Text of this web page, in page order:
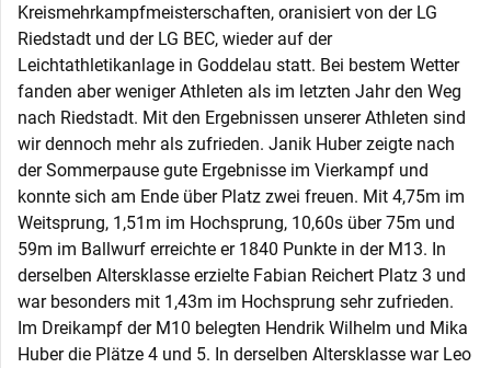
Kreismehrkampfmeisterschaften, oranisiert von der LG
Riedstadt und der LG BEC, wieder auf der
Leichtathletikanlage in Goddelau statt. Bei bestem Wetter
fanden aber weniger Athleten als im letzten Jahr den Weg
nach Riedstadt. Mit den Ergebnissen unserer Athleten sind
wir dennoch mehr als zufrieden. Janik Huber zeigte nach
der Sommerpause gute Ergebnisse im Vierkampf und
konnte sich am Ende über Platz zwei freuen. Mit 4,75m im
Weitsprung, 1,51m im Hochsprung, 10,60s über 75m und
59m im Ballwurf erreichte er 1840 Punkte in der M13. In
derselben Altersklasse erzielte Fabian Reichert Platz 3 und
war besonders mit 1,43m im Hochsprung sehr zufrieden.
Im Dreikampf der M10 belegten Hendrik Wilhelm und Mika
Huber die Plätze 4 und 5. In derselben Altersklasse war Leo